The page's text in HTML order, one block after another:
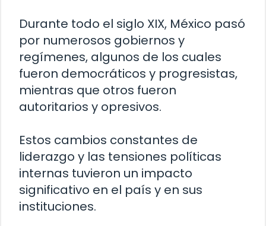
Durante todo el siglo XIX, México pasó
por numerosos gobiernos y
regímenes, algunos de los cuales
fueron democráticos y progresistas,
mientras que otros fueron
autoritarios y opresivos.
Estos cambios constantes de
liderazgo y las tensiones políticas
internas tuvieron un impacto
significativo en el país y en sus
instituciones.